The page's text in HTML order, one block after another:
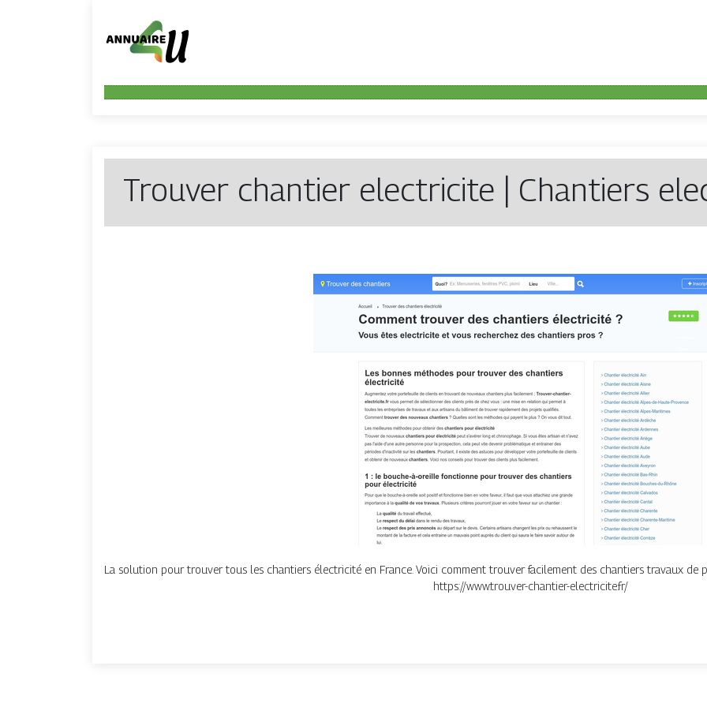
Trouver chantier electricite | Chantiers
La solution pour trouver tous les chantiers électricité en France. Voici comment trouver facilement des chantiers travaux de
https://www.trouver-chantier-electricite.fr/